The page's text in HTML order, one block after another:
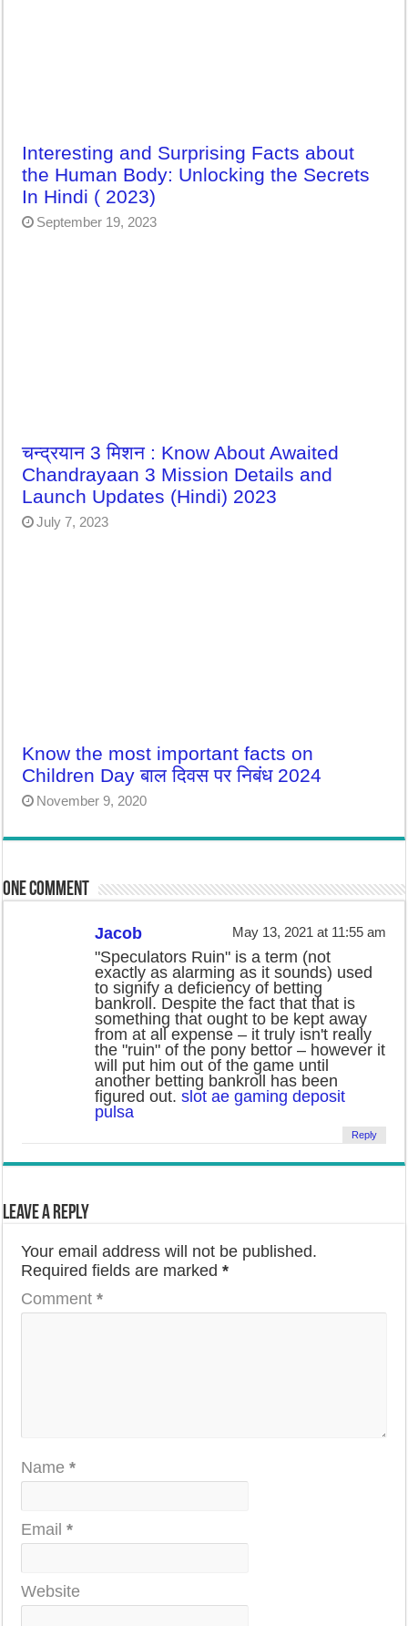
Interesting and Surprising Facts about
the Human Body: Unlocking the Secrets
In Hindi ( 2023)
September 19, 2023
चन्द्रयान 3 मिशन : Know About Awaited
Chandrayaan 3 Mission Details and
Launch Updates (Hindi) 2023
July 7, 2023
Know the most important facts on
Children Day बाल दिवस पर निबंध 2024
November 9, 2020
One comment
Jacob May 13, 2021 at 11:55 am
"Speculators Ruin" is a term (not
exactly as alarming as it sounds) used
to signify a deficiency of betting
bankroll. Despite the fact that that is
something that ought to be kept away
from at all expense – it truly isn't really
the "ruin" of the pony bettor – however it
will put him out of the game until
another betting bankroll has been
figured out.slot ae gaming deposit
pulsa
Reply
Leave a Reply
Your email address will not be published.
Required fields are marked*
Comment*
Name*
Email*
Website